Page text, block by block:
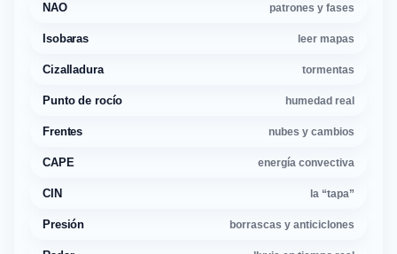
NAO patrones y fases
Isobaras leer mapas
Cizalladura tormentas
Punto de rocío humedad real
Frentes nubes y cambios
CAPE energía convectiva
CIN la “tapa”
Presión borrascas y anticiclones